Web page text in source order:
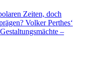
Zeiten, doch
Volker Perthes‘
–